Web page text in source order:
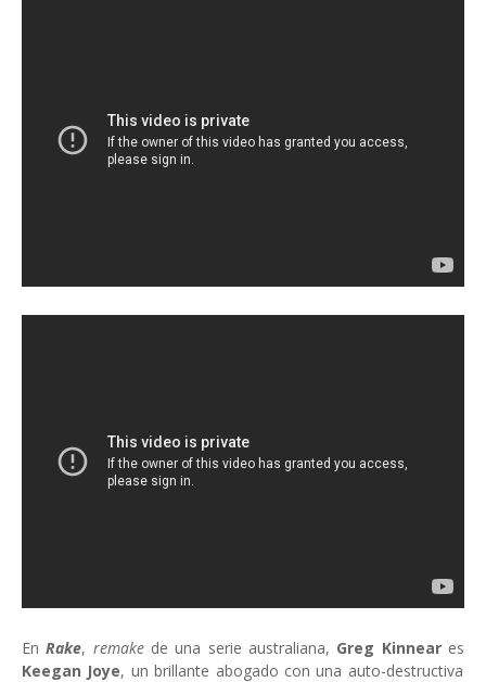
EnRake, remake de una serie australiana, Greg Kinneares
Keegan Joye, un brillante abogado con una auto-destructiva